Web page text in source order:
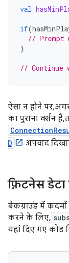
val
if(
// Prompt
}
// Continue
ऐसा न होने पर,
का पुराना वर्शन है,
D
अपवाद
फ़िटनेस डेटा
बैकग्राउंड में
करने के लिए,
यहां दिए गए कोड